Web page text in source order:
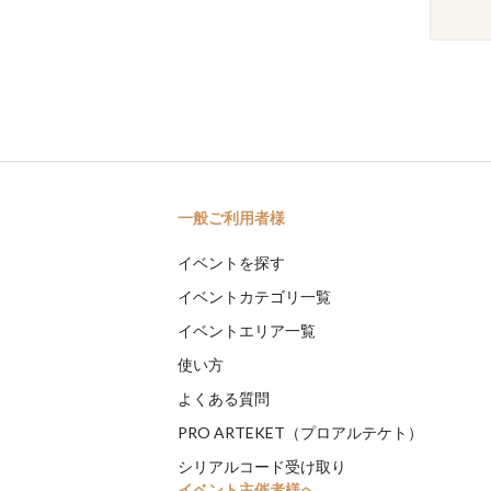
一般ご利用者様
イベントを探す
イベントカテゴリ一覧
イベントエリア一覧
使い方
よくある質問
PRO ARTEKET（プロアルテケト）
シリアルコード受け取り